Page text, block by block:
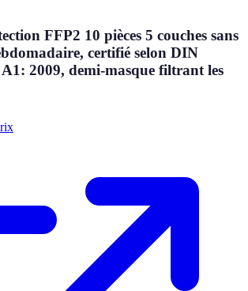
FFP2 10 pièces 5 couches sans
certifié selon DIN
2009, demi-masque filtrant les